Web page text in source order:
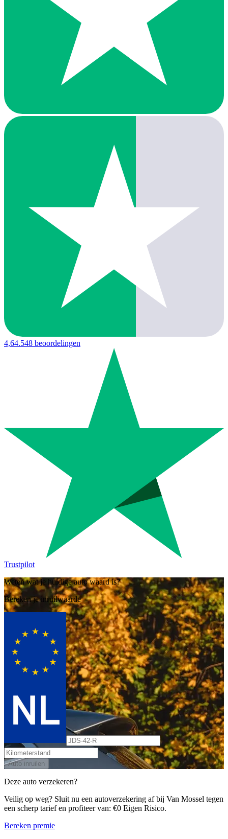
4,64.548 beoordelingen
Trustpilot
Weten wat je huidige auto waard is?
Bereken je inruilwaarde
Auto inruilen
Deze auto verzekeren?
Veilig op weg? Sluit nu een autoverzekering af bij Van Mossel tegen
een scherp tarief en profiteer van: €0 Eigen Risico.
Bereken premie